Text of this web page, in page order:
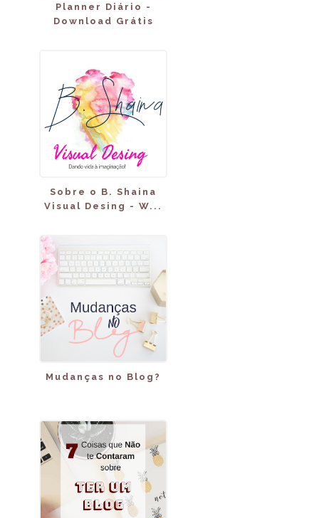
Planner Diário -
Download Grátis
Sobre o B. Shaina
Visual Desing - W...
Mudanças no Blog?